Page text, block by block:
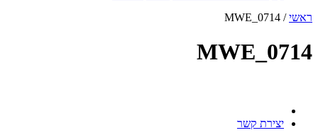
ראשי/
MWE_0714
MWE_0714
יצירת קשר